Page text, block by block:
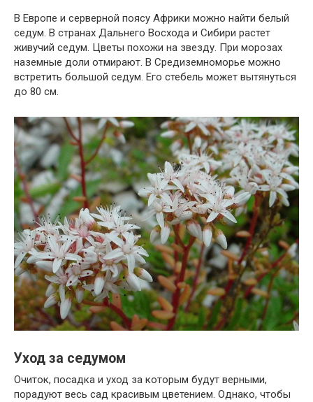
В Европе и серверной поясу Африки можно найти белый
седум. В странах Дальнего Восхода и Сибири растет
живучий седум. Цветы похожи на звезду. При морозах
наземные доли отмирают. В Средиземноморье можно
встретить большой седум. Его стебель может вытянуться
до 80 см.
Уход за седумом
Очиток, посадка и уход за которым будут верными,
порадуют весь сад красивым цветением. Однако, чтобы